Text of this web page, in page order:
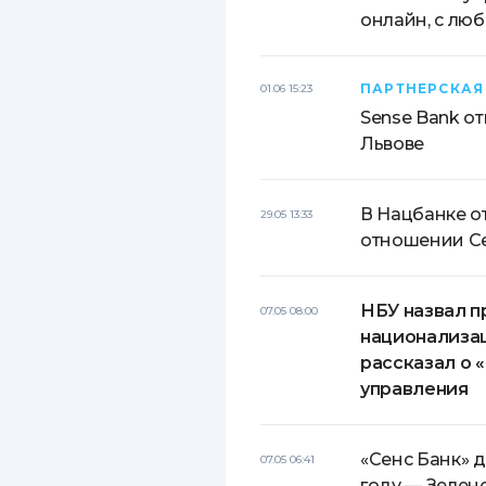
онлайн, с
01.06 15:23 ПАРТНЕРСКАЯ
Sense Bank
Львове
29.05 13:33
В Нацбанке
отношении
07.05 08:00
НБУ назвал
рассказал о
управления
07.05 06:41
«Сенс Банк»